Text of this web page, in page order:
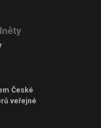
České
veřejné